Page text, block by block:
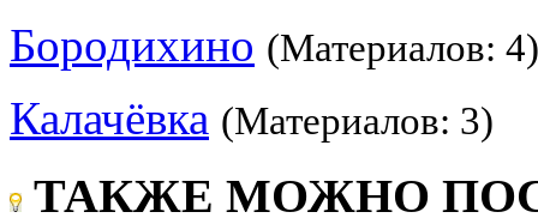
Бородихино (Материалов: 4)
Калачёвка (Материалов: 3)
ТАКЖЕ МОЖНО